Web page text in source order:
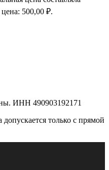
500,00 ₽.
ИНН 490903192171
только с прямой